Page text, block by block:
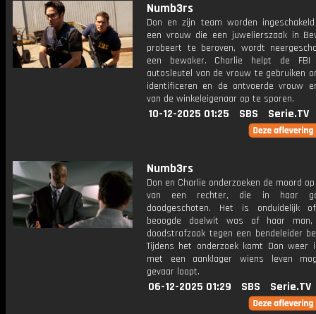
Numb3rs
Don en zijn team worden
een vrouw die een juwelierszaak in
probeert te beroven, wordt
een bewaker. Charlie helpt de
autosleutel van de vrouw te gebruiken
identificeren en de ontvoerde vrouw
van de winkeleigenaar op te sporen.
10-12-2025 01:25 SBS Serie.TV
Numb3rs
Don en Charlie onderzoeken de moord
van een rechter, die in haar
doodgeschoten. Het is onduidelijk
beoogde doelwit was of haar
doodstrafzaak tegen een bendeleider
Tijdens het onderzoek komt Don weer
met een aanklager wiens leven
gevaar loopt.
06-12-2025 01:29 SBS Serie.TV